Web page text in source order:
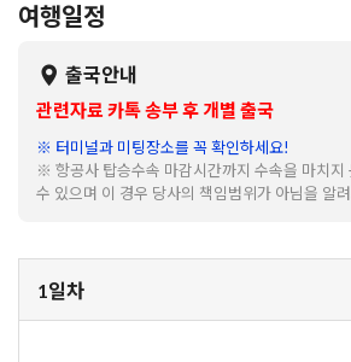
여행일정
출국안내
관련자료 카톡 송부 후 개별 출국
※ 터미널과 미팅장소를 꼭 확인하세요!
※ 항공사 탑승수속 마감시간까지 수속을 마치지
수 있으며 이 경우 당사의 책임범위가 아님을 알
1일차